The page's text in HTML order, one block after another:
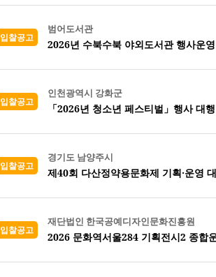
입찰공고
범어도서관
2026년 수북수북 야외도서관 행사운
입찰공고
인천광역시 강화군
「2026년 청소년 페스티벌」행사 대
입찰공고
경기도 남양주시
제40회 다산정약용문화제 기획·운영
입찰공고
재단법인 한국공예디자인문화진흥원
2026 문화역서울284 기획전시2 종합